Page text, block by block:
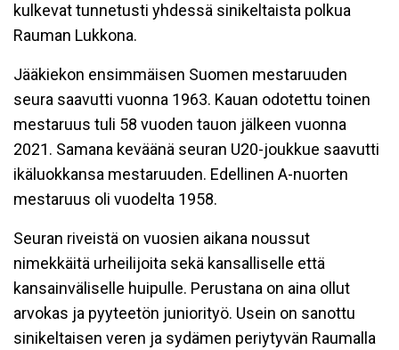
kulkevat tunnetusti yhdessä sinikeltaista polkua
Rauman Lukkona.
Jääkiekon ensimmäisen Suomen mestaruuden
seura saavutti vuonna 1963. Kauan odotettu toinen
mestaruus tuli 58 vuoden tauon jälkeen vuonna
2021. Samana keväänä seuran U20-joukkue saavutti
ikäluokkansa mestaruuden. Edellinen A-nuorten
mestaruus oli vuodelta 1958.
Seuran riveistä on vuosien aikana noussut
nimekkäitä urheilijoita sekä kansalliselle että
kansainväliselle huipulle. Perustana on aina ollut
arvokas ja pyyteetön juniorityö. Usein on sanottu
sinikeltaisen veren ja sydämen periytyvän Raumalla